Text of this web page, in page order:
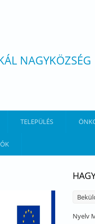
NAGYKÖZSÉG
TELEPÜLÉS
Nyelv